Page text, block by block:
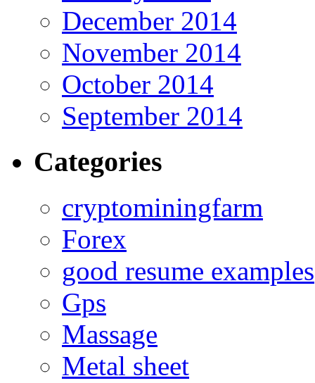
December 2014
November 2014
October 2014
September 2014
Categories
cryptominingfarm
Forex
good resume examples
Gps
Massage
Metal sheet